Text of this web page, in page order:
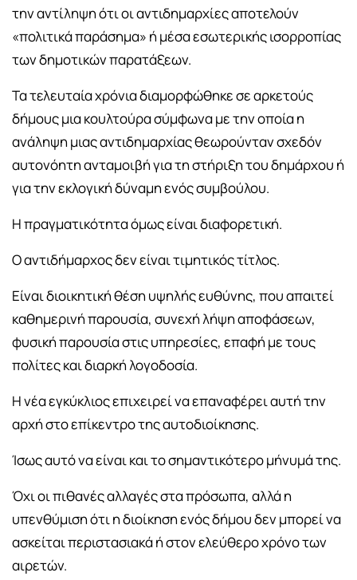
την αντίληψη ότι οι αντιδημαρχίες αποτελούν
«πολιτικά παράσημα» ή μέσα εσωτερικής ισορροπίας
των δημοτικών παρατάξεων.
Τα τελευταία χρόνια διαμορφώθηκε σε αρκετούς
δήμους μια κουλτούρα σύμφωνα με την οποία η
ανάληψη μιας αντιδημαρχίας θεωρούνταν σχεδόν
αυτονόητη ανταμοιβή για τη στήριξη του δημάρχου ή
για την εκλογική δύναμη ενός συμβούλου.
Η πραγματικότητα όμως είναι διαφορετική.
Ο αντιδήμαρχος δεν είναι τιμητικός τίτλος.
Είναι διοικητική θέση υψηλής ευθύνης, που απαιτεί
καθημερινή παρουσία, συνεχή λήψη αποφάσεων,
φυσική παρουσία στις υπηρεσίες, επαφή με τους
πολίτες και διαρκή λογοδοσία.
Η νέα εγκύκλιος επιχειρεί να επαναφέρει αυτή την
αρχή στο επίκεντρο της αυτοδιοίκησης.
Ίσως αυτό να είναι και το σημαντικότερο μήνυμά της.
Όχι οι πιθανές αλλαγές στα πρόσωπα, αλλά η
υπενθύμιση ότι η διοίκηση ενός δήμου δεν μπορεί να
ασκείται περιστασιακά ή στον ελεύθερο χρόνο των
αιρετών.